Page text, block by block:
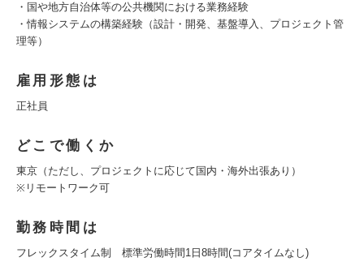
・国や地方自治体等の公共機関における業務経験
・情報システムの構築経験（設計・開発、基盤導入、プロジェクト管
理等）
雇用形態は
正社員
どこで働くか
東京（ただし、プロジェクトに応じて国内・海外出張あり）
※リモートワーク可
勤務時間は
フレックスタイム制 標準労働時間1日8時間(コアタイムなし)